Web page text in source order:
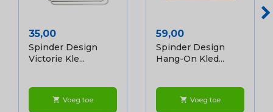
Prijs
35,00
Spinder Design
Victorie Kle...
shopping_cart Voeg toe
Prijs
59,00
Spinder Design
Hang-On Kled...
shopping_cart Voeg toe